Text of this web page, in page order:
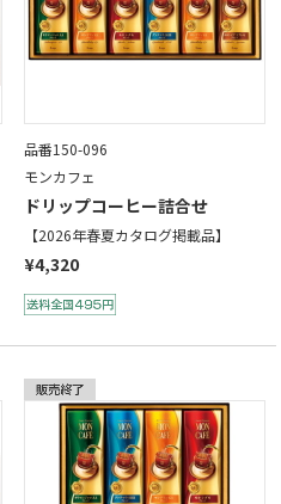
品番150-096
モンカフェ
ドリップコーヒー詰合せ
【2026年春夏カタログ掲載品】
¥4,320